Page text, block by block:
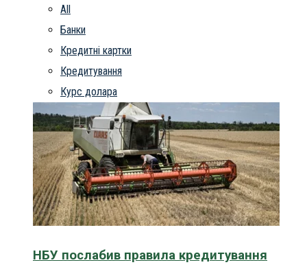
All
Банки
Кредитні картки
Кредитування
Курс долара
НБУ послабив правила кредитування